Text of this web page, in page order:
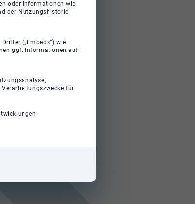
oder Informationen wie
der Nutzungshistorie
(„Embeds“) wie
ggf. Informationen auf
für